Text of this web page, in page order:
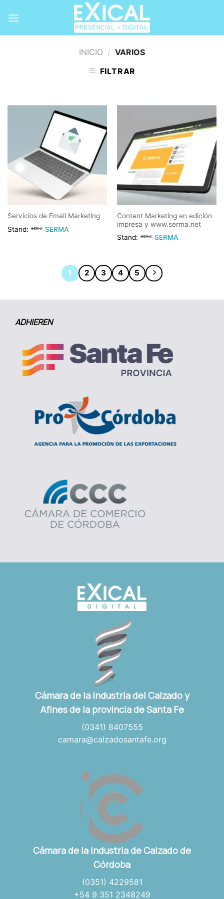
INICIO / VARIOS
FILTRAR
Servicios de Email Marketing
Stand:
SERMA
Content Marketing en edición
impresa y www.serma.net
Stand:
SERMA
1 2 3 4 5
ADHIEREN
Cámara de la Industria del Calzado y
Afines de la provincia de Santa Fe
(0341) 8407555
camara@calzadosantafe.org
Cámara de la Industria de Calzado de
Córdoba
(0351) 4229581
+54 9 351 2348249